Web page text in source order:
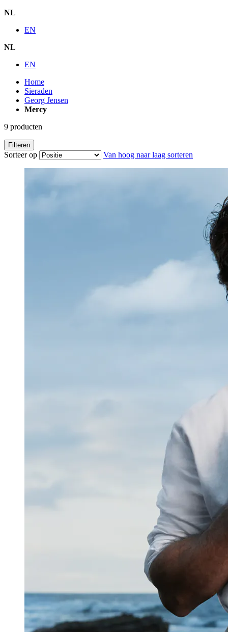
NL
EN
NL
EN
Home
Sieraden
Georg Jensen
Mercy
9 producten
Filteren
Sorteer op Van hoog naar laag sorteren